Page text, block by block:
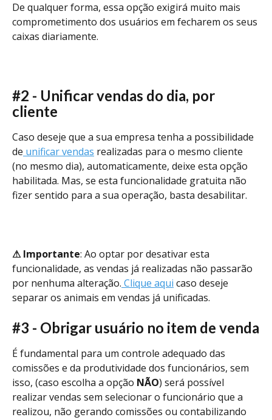
De qualquer forma, essa opção exigirá muito mais
comprometimento dos usuários em fecharem os seus
caixas diariamente.
#2 - Unificar vendas do dia, por
cliente
Caso deseje que a sua empresa tenha a possibilidade
de unificar vendas realizadas para o mesmo cliente
(no mesmo dia), automaticamente, deixe esta opção
habilitada. Mas, se esta funcionalidade gratuita não
fizer sentido para a sua operação, basta desabilitar.
⚠ Importante: Ao optar por desativar esta
funcionalidade, as vendas já realizadas não passarão
por nenhuma alteração. Clique aqui caso deseje
separar os animais em vendas já unificadas.
#3 - Obrigar usuário no item de venda
É fundamental para um controle adequado das
comissões e da produtividade dos funcionários, sem
isso, (caso escolha a opção NÃO) será possível
realizar vendas sem selecionar o funcionário que a
realizou, não gerando comissões ou contabilizando